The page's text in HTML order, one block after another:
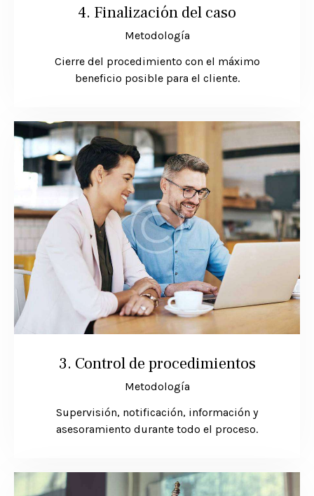
4. Finalización del caso
Metodología
Cierre del procedimiento con el máximo
beneficio posible para el cliente.
3. Control de procedimientos
Metodología
Supervisión, notificación, información y
asesoramiento durante todo el proceso.